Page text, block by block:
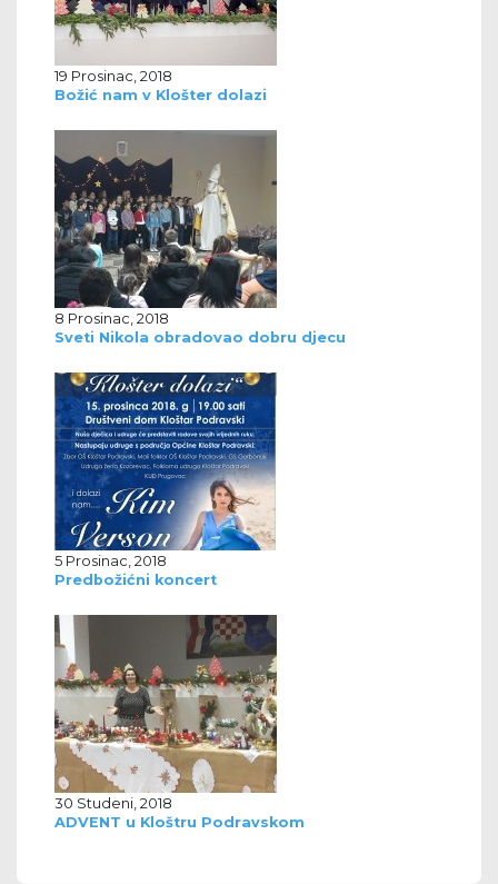
19 Prosinac, 2018
Božić nam v Klošter dolazi
8 Prosinac, 2018
Sveti Nikola obradovao dobru djecu
5 Prosinac, 2018
Predbožićni koncert
30 Studeni, 2018
ADVENT u Kloštru Podravskom